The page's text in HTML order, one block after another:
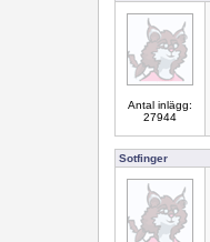
Antal inlägg:
27944
Sotfinger